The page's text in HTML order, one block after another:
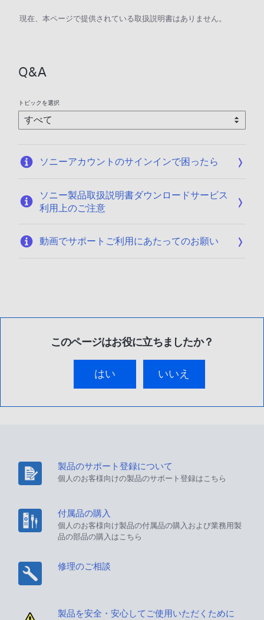
現在、本ページで提供されている取扱説明書はありません。
Q&A
トピックを選択
ソニーアカウントのサインインで困ったら
ソニー製品取扱説明書ダウンロードサービス
利用上のご注意
動画でサポートご利用にあたってのお願い
このページはお役に立ちましたか？
はい いいえ
製品のサポート登録について
個人のお客様向けの製品のサポート登録はこちら
付属品の購入
個人のお客様向け製品の付属品の購入および業務用製
品の部品の購入はこちら
修理のご相談
製品を安全・安心してご使用いただくために